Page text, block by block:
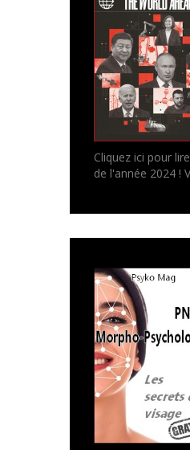
Cliquez ici pour
de l'année 2024 !